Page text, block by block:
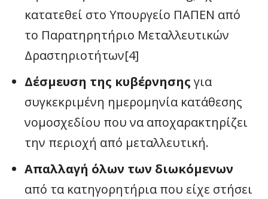
κατατεθεί στο Υπουργείο ΠΑΠΕΝ από
το Παρατηρητήριο Μεταλλευτικών
Δραστηριοτήτων[4]
Δέσμευση της κυβέρνησηςγια
συγκεκριμένη ημερομηνία κατάθεσης
νομοσχεδίου που να αποχαρακτηρίζει
την περιοχή από μεταλλευτική.
Απαλλαγή όλων των διωκόμενων
από τα κατηγορητήρια που είχε στήσει